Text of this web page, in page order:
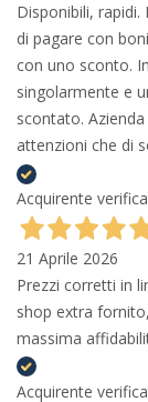
Disponibili,
di pagare con
con uno sconto.
singolarmente e
scontato.
attenzioni che di
Acquirente
21 Aprile 2026
Prezzi corretti in
shop extra
massima
Acquirente